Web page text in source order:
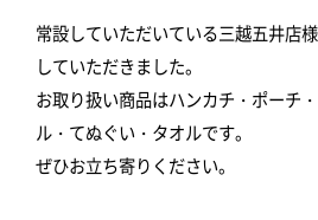
常設していただいている三越五井店
していただきました。
お取り扱い商品はハンカチ・ポーチ
ル・てぬぐい・タオルです。
ぜひお立ち寄りください。